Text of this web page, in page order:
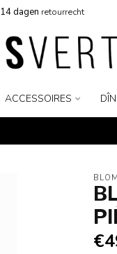
14 dagen retourrecht
ACCESSOIRES